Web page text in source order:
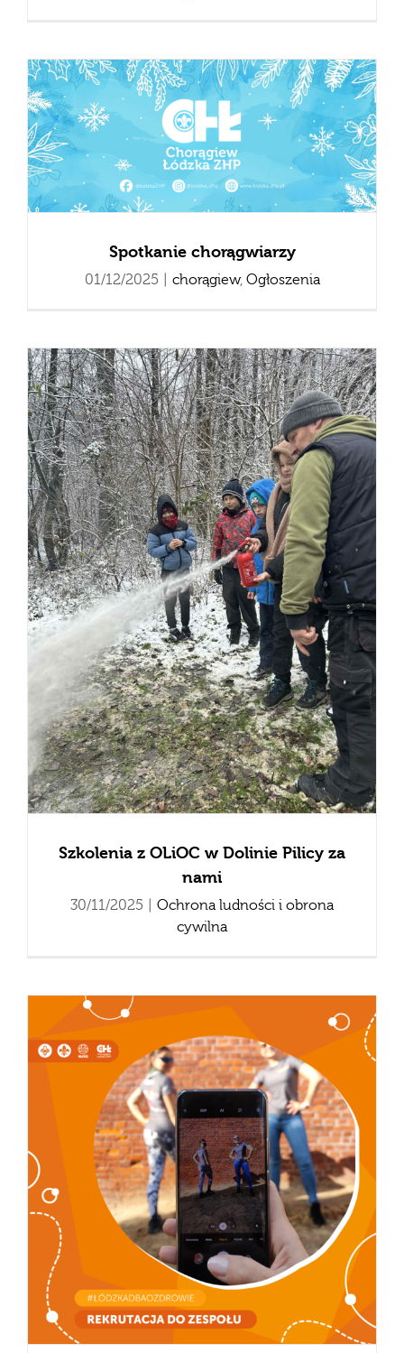
Spotkanie chorągwiarzy
01/12/2025 chorągiew, Ogłoszenia
Szkolenia z OLiOC w Dolinie Pilicy za
nami
30/11/2025
Ochrona ludności i obrona
cywilna